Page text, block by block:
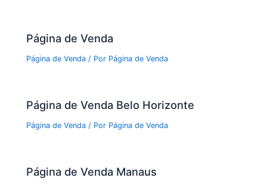
Página de Venda
Página de Venda / Por Página de Venda
Página de Venda Belo Horizonte
Página de Venda / Por Página de Venda
Página de Venda Manaus